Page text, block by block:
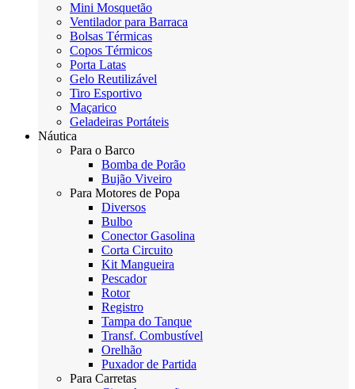
Mini Mosquetão
Ventilador para Barraca
Bolsas Térmicas
Copos Térmicos
Porta Latas
Gelo Reutilizável
Tiro Esportivo
Maçarico
Geladeiras Portáteis
Náutica
Para o Barco
Bomba de Porão
Bujão Viveiro
Para Motores de Popa
Diversos
Bulbo
Conector Gasolina
Corta Circuito
Kit Mangueira
Pescador
Rotor
Registro
Tampa do Tanque
Transf. Combustível
Orelhão
Puxador de Partida
Para Carretas